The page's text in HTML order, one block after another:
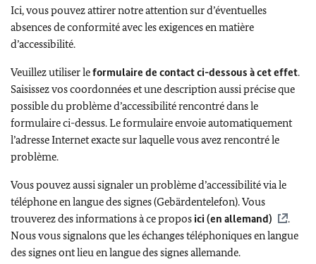
Ici, vous pouvez attirer notre attention sur d’éventuelles
absences de conformité avec les exigences en matière
d’accessibilité.
Veuillez utiliser leformulaire de contact ci-dessous à cet effet.
Saisissez vos coordonnées et une description aussi précise que
possible du problème d’accessibilité rencontré dans le
formulaire ci-dessus. Le formulaire envoie automatiquement
l’adresse Internet exacte sur laquelle vous avez rencontré le
problème.
Vous pouvez aussi signaler un problème d’accessibilité via le
téléphone en langue des signes (Gebärdentelefon). Vous
trouverez des informations à ce propos ici (en allemand)
.
Nous vous signalons que les échanges téléphoniques en langue
des signes ont lieu en langue des signes allemande.